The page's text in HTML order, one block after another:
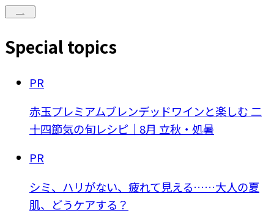
Special topics
PR
赤玉プレミアムブレンデッドワインと楽しむ 二
十四節気の旬レシピ｜8月 立秋・処暑
PR
シミ、ハリがない、疲れて見える……大人の夏
肌、どうケアする？